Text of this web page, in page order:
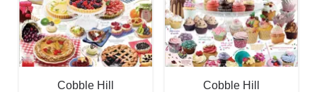
Cobble Hill
Cobble Hill